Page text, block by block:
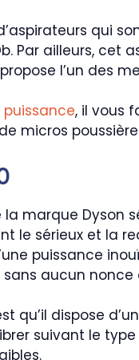
qui
Par ailleurs,
l’un des
, il vous
micros
la marque Dyson
le sérieux et la
puissance
aucun nonce
qu’il dispose
suivant le